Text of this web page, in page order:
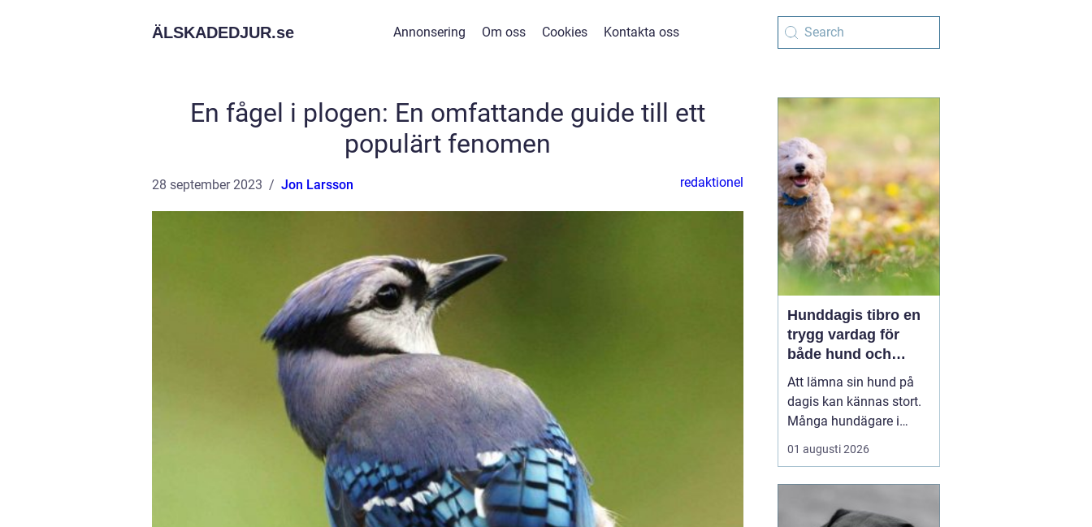
ÄLSKADEDJUR.se Annonsering Om oss Cookies Kontakta oss
En fågel i plogen: En omfattande guide till ett
populärt fenomen
28 september 2023 Jon Larsson redaktionel
Hunddagis tibro en
trygg vardag för
både hund och
ägare
Att lämna sin hund på
dagis kan kännas stort.
Många hundägare i
Tibro balanserar jobb,
familj och fritid,
stimulans och närhet. Ett
01 augusti 2026